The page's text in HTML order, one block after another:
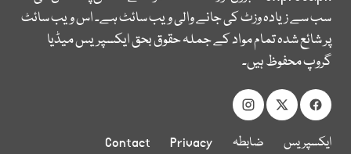
سب سے زیادہ وزٹ کی جانے والی ویب سائٹ ہے۔ اس ویب سائٹ
پر شائع شدہ تمام مواد کے جملہ حقوق بحق ایکسپریس میڈیا
گروپ محفوظ ہیں۔
ایکسپریس
ضابطہ
Privacy
Contact